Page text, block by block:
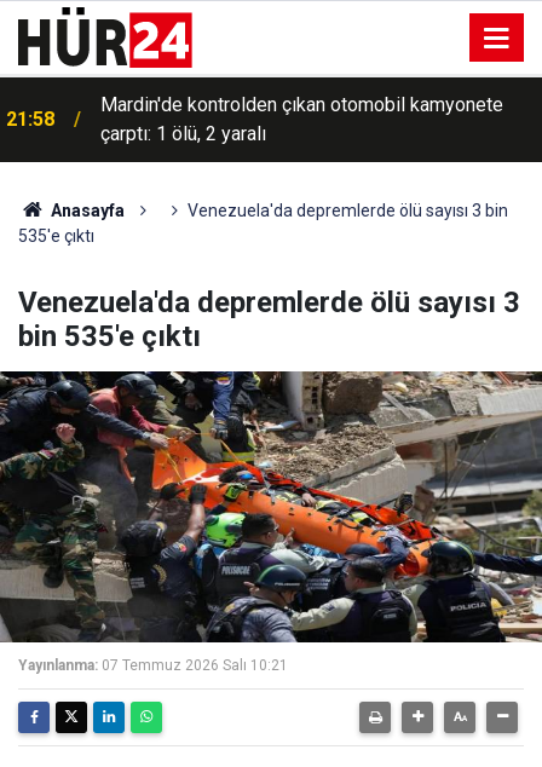
21:58
Mardin'de kontrolden çıkan otomobil kamyonete
çarptı: 1 ölü, 2 yaralı
Anasayfa
Venezuela'da depremlerde ölü sayısı 3 bin
535'e çıktı
Venezuela'da depremlerde ölü sayısı 3
bin 535'e çıktı
Yayınlanma: 07 Temmuz 2026 Salı 10:21